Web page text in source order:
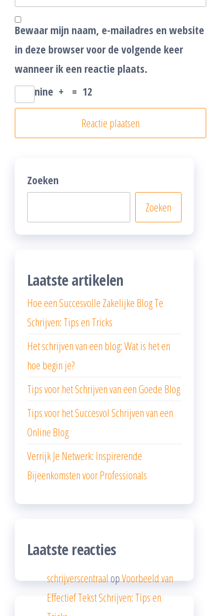
Bewaar mijn naam, e-mailadres en website
in deze browser voor de volgende keer
wanneer ik een reactie plaats.
nine + = 12
Zoeken
Zoeken
Laatste artikelen
Hoe een Succesvolle Zakelijke Blog Te
Schrijven: Tips en Tricks
Het schrijven van een blog: Wat is het en
hoe begin je?
Tips voor het Schrijven van een Goede Blog
Tips voor het Succesvol Schrijven van een
Online Blog
Verrijk Je Netwerk: Inspirerende
Bijeenkomsten voor Professionals
Laatste reacties
schrijverscentraalopVoorbeeld van
Effectief Tekst Schrijven: Tips en